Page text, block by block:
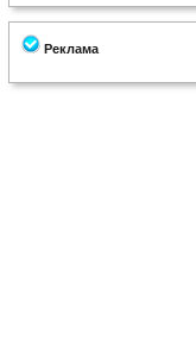
Реклама